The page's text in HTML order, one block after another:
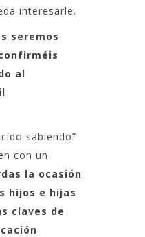
interesarle.
seremos
al
sabiendo”
con un
la ocasión
hijos e hijas
claves de